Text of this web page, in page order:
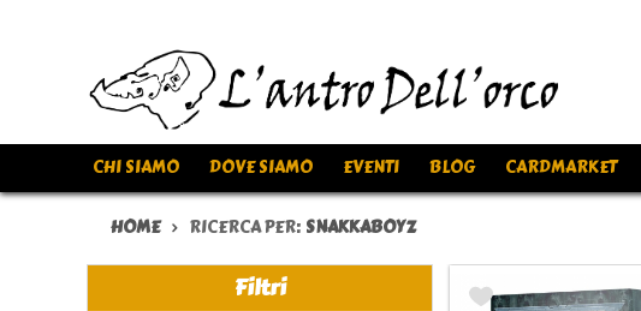
CHI SIAMO DOVE SIAMO EVENTI BLOG CARDMARKET
HOME RICERCA PER: SNAKKABOYZ
Filtri